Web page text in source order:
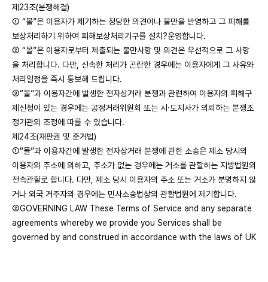
제23조(분쟁해결)
① “몰”은 이용자가 제기하는 정당한 의견이나 불만을 반영하고 그 피해를
보상처리하기 위하여 피해보상처리기구를 설치?운영합니다.
② “몰”은 이용자로부터 제출되는 불만사항 및 의견은 우선적으로 그 사항
을 처리합니다. 다만, 신속한 처리가 곤란한 경우에는 이용자에게 그 사유와
처리일정을 즉시 통보해 드립니다.
③“몰”과 이용자간에 발생한 전자상거래 분쟁과 관련하여 이용자의 피해구
제신청이 있는 경우에는 공정거래위원회 또는 시·도지사가 의뢰하는 분쟁조
정기관의 조정에 따를 수 있습니다.
제24조(재판권 및 준거법)
①“몰”과 이용자간에 발생한 전자상거래 분쟁에 관한 소송은 제소 당시의
이용자의 주소에 의하고, 주소가 없는 경우에는 거소를 관할하는 지방법원의
전속관할로 합니다. 다만, 제소 당시 이용자의 주소 또는 거소가 분명하지 않
거나 외국 거주자의 경우에는 민사소송법상의 관할법원에 제기합니다.
②GOVERNING LAW These Terms of Service and any separate
agreements whereby we provide you Services shall be
governed by and construed in accordance with the laws of UK